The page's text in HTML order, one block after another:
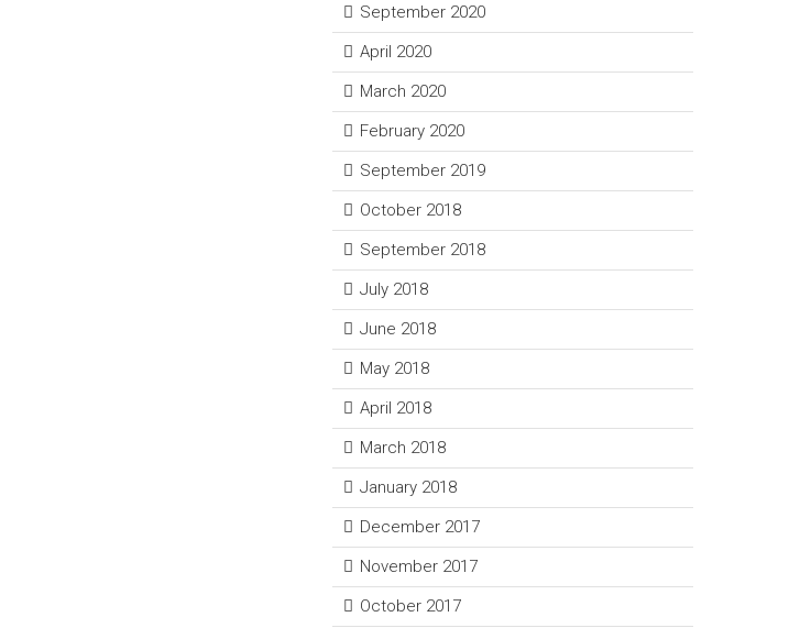
September 2020
April 2020
March 2020
February 2020
September 2019
October 2018
September 2018
July 2018
June 2018
May 2018
April 2018
March 2018
January 2018
December 2017
November 2017
October 2017